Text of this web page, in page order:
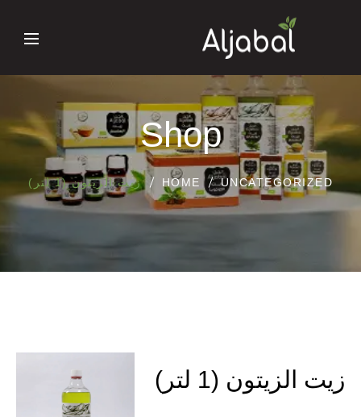
Shop
HOME UNCATEGORIZED زيت الزيتون (1 لتر)
زيت الزيتون (1 لتر)